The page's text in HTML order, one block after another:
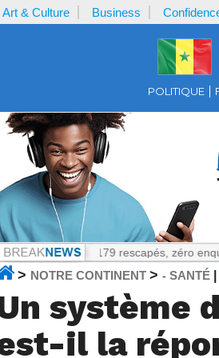
Art & Culture Business
POLITIQUE
: 179 rescapés, zéro enquête
> NOTRE CONTINENT > - SANTÉ
système
il la